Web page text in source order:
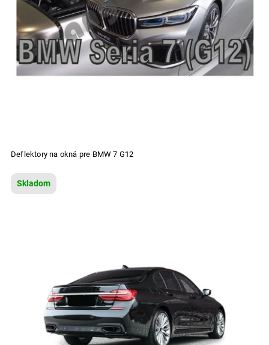
Deflektory na okná pre BMW 7 G12
Skladom